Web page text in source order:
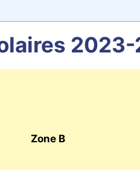
Zone B